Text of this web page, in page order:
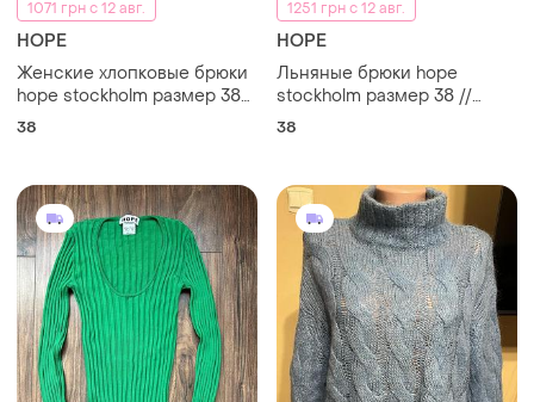
1071 грн с 12 авг.
HOPE
Женские хлопковые брюки
hope stockholm размер 38
// news trousers штаны
38
1251 грн с 12 авг.
HOPE
Льняные брюки hope
stockholm размер 38 //
штаны лен хлопок клетка
38